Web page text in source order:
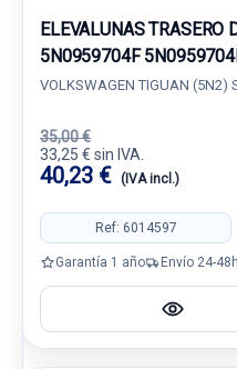
ELEVALUNAS TRASERO
5N0959704F
VOLKSWAGEN TIGUAN (5N2)
35,00 €
33,25 € sin IVA.
40,23 € (IVA incl.)
Ref: 6014597
Garantía 1 año Envío 24-48h